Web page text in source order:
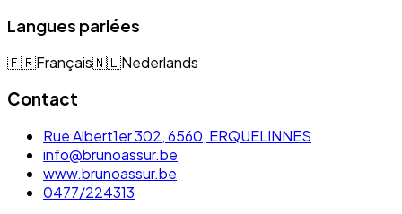
Langues parlées
🇫🇷Français🇳🇱Nederlands
Contact
Rue Albert1er 302, 6560, ERQUELINNES
info@brunoassur.be
www.brunoassur.be
0477/224313